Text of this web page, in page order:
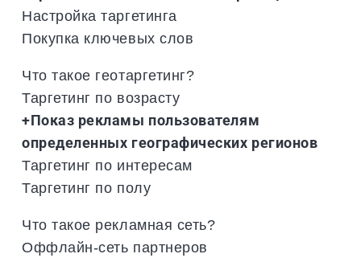
Настройка таргетинга
Покупка ключевых слов
Что такое геотаргетинг?
Таргетинг по возрасту
+Показ рекламы пользователям
определенных географических регионов
Таргетинг по интересам
Таргетинг по полу
Что такое рекламная сеть?
Оффлайн-сеть партнеров